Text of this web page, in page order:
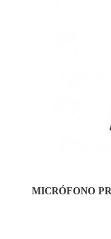
MICRÓFONO